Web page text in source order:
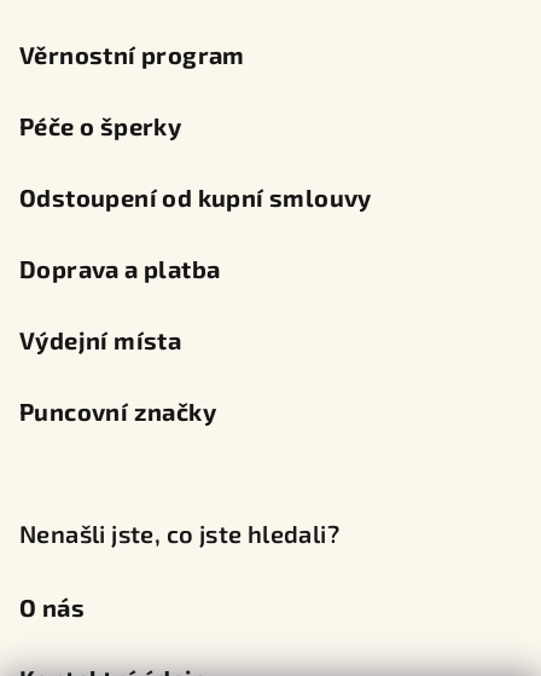
Věrnostní program
Péče o šperky
Odstoupení od kupní smlouvy
Doprava a platba
Výdejní místa
Puncovní značky
Nenašli jste, co jste hledali?
O nás